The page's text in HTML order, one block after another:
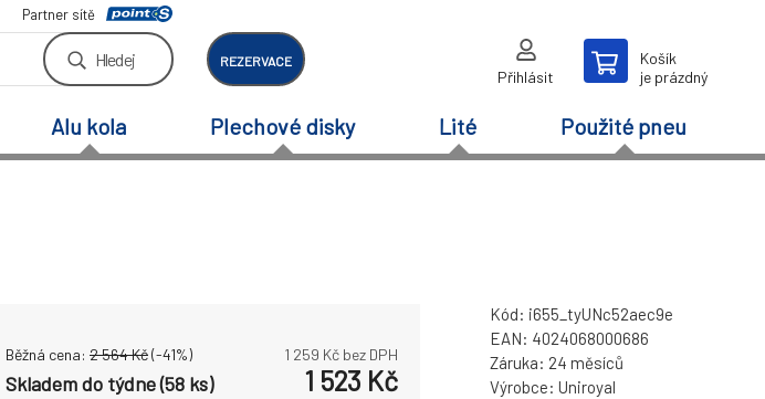
Partner sítě
Hledej REZERVACE
Přihlásit
Košík
je prázdný
Alu kola Plechové disky Lité Použité pneu
Běžná cena: 2 564Kč(-41%) 1 259 Kč bez DPH
Skladem do týdne (58 ks) 1 523 Kč
Kód: i655_tyUNc52aec9e
EAN: 4024068000686
Záruka: 24 měsíců
Výrobce: Uniroyal